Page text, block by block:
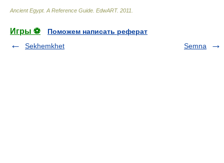
Ancient Egypt. A Reference Guide EdwART. 2011
Игры ⚽
Поможем написать реферат
Sekhemkhet
Semna